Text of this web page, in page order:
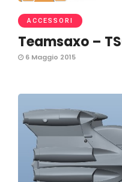
ACCESSORI
Teamsaxo –
6 Maggio 2015